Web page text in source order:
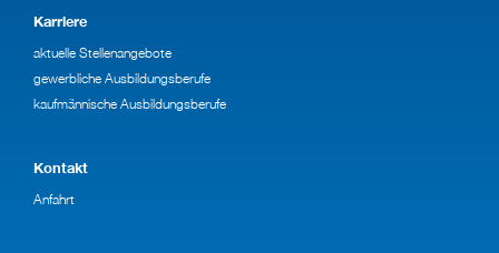
Karriere
aktuelle Stellenangebote
gewerbliche Ausbildungsberufe
kaufmännische Ausbildungsberufe
Kontakt
Anfahrt